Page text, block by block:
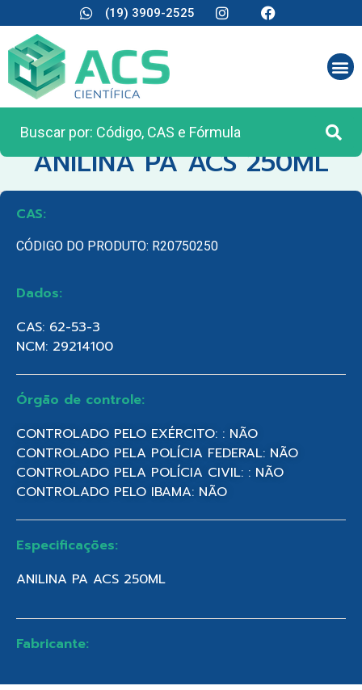
(19) 3909-2525
CATEGORIA:REAGENTES ANALÍTICOS
ANILINA PA ACS 250ML
CAS:
CÓDIGO DO PRODUTO: R20750250
Dados:
CAS: 62-53-3
NCM: 29214100
Órgão de controle:
CONTROLADO PELO EXÉRCITO: : NÃO
CONTROLADO PELA POLÍCIA FEDERAL: NÃO
CONTROLADO PELA POLÍCIA CIVIL: : NÃO
CONTROLADO PELO IBAMA: NÃO
Especificações:
ANILINA PA ACS 250ML
Fabricante: